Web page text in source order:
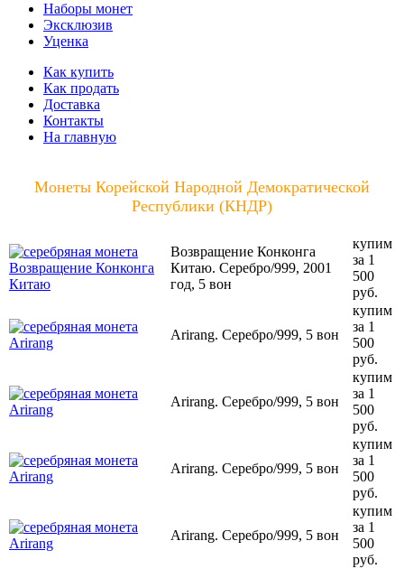
Наборы монет
Эксклюзив
Уценка
Как купить
Как продать
Доставка
Контакты
На главную
Монеты Корейской Народной Демократической
Республики (КНДР)
Возвращение Конконга
Китаю. Серебро/999, 2001
год, 5 вон
купим
за 1
500
руб.
Arirang. Серебро/999, 5 вон
купим
за 1
500
руб.
Arirang. Серебро/999, 5 вон
купим
за 1
500
руб.
Arirang. Серебро/999, 5 вон
купим
за 1
500
руб.
Arirang. Серебро/999, 5 вон
купим
за 1
500
руб.